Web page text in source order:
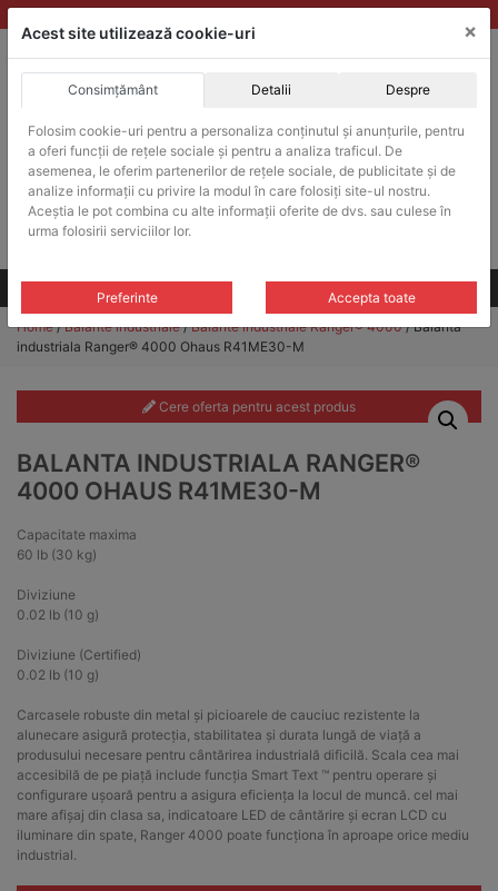
Skip
to
ACHIZITII PUBLICE
Produsele pot fi achizitionate si in sistemul SEAP / SICAP
Products
search
CAUTARE
Toate produsele
Home/Balante industriale/Balante industriale Ranger® 4000/ Balanta
industriala Ranger® 4000 Ohaus R41ME30-M
Cere oferta pentru acest produs
BALANTA INDUSTRIALA RANGER®
4000 OHAUS R41ME30-M
Capacitate maxima
60 lb (30 kg)
Diviziune
0.02 lb (10 g)
Diviziune (Certified)
0.02 lb (10 g)
Carcasele robuste din metal și picioarele de cauciuc rezistente la
alunecare asigură protecția, stabilitatea și durata lungă de viață a
produsului necesare pentru cântărirea industrială dificilă. Scala cea mai
accesibilă de pe piață include funcția Smart Text ™ pentru operare și
configurare ușoară pentru a asigura eficiența la locul de muncă. cel mai
mare afișaj din clasa sa, indicatoare LED de cântărire și ecran LCD cu
iluminare din spate, Ranger 4000 poate funcționa în aproape orice mediu
industrial.
Acest site utilizează cookie-uri ×
Consimțământ Detalii Despre
Folosim cookie-uri pentru a personaliza conținutul și anunțurile, pentru
a oferi funcții de rețele sociale și pentru a analiza traficul. De
asemenea, le oferim partenerilor de rețele sociale, de publicitate și de
analize informații cu privire la modul în care folosiți site-ul nostru.
Aceștia le pot combina cu alte informații oferite de dvs. sau culese în
urma folosirii serviciilor lor.
Preferinte Accepta toate